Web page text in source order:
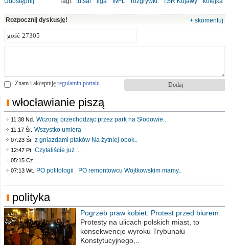
Rozpocznij dyskusję! + skomentuj
Znam i akceptuję regulamin portalu
włocławianie piszą
11:38 Nd. Wczoraj przechodząc przez park na Słodowie..
11:17 Śr. Wszystko umiera
07:23 Śr. z gniazdami ptaków Na żytniej obok..
12:47 Pt. Czytaliście już :..
05:15 Cz. ..
07:13 Wt. PO politologii . PO remontowcu Wojtkowskim mamy..
polityka
Pogrzeb praw kobiet. Protest przed biurem
poselskim PiS
Protesty na ulicach polskich miast, to
konsekwencje wyroku Trybunału
Konstytucyjnego,..